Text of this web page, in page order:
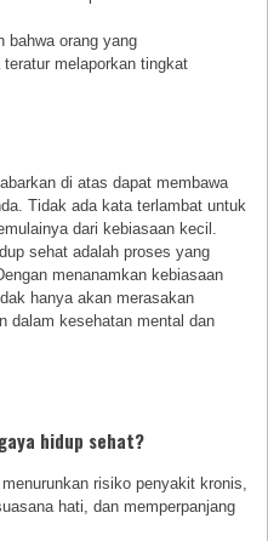
bahwa orang yang
melaporkan tingkat
di atas dapat membawa
Tidak ada kata terlambat untuk
dari kebiasaan kecil.
sehat adalah proses yang
menanamkan kebiasaan
hanya akan merasakan
dalam kesehatan mental dan
hidup sehat?
risiko penyakit kronis,
hati, dan memperpanjang